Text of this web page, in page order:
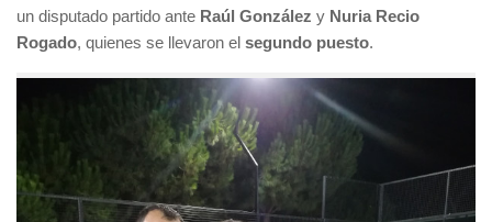
un disputado partido ante Raúl González y Nuria Recio
Rogado, quienes se llevaron el segundo puesto.